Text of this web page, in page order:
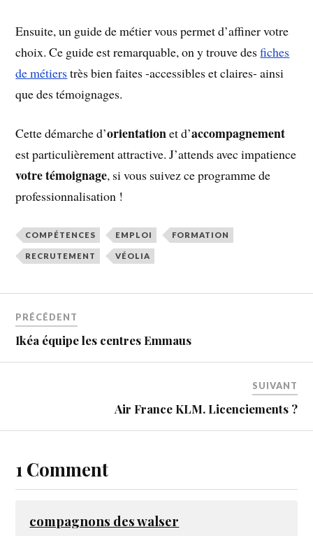
Ensuite, un guide de métier vous permet d’affiner votre
choix. Ce guide est remarquable, on y trouve desfiches
de métiers très bien faites -accessibles et claires- ainsi
que des témoignages.
Cette démarche d’orientationet d’accompagnement
est particulièrement attractive. J’attends avec impatience
votre témoignage, si vous suivez ce programme de
professionnalisation !
COMPÉTENCES EMPLOI FORMATION
RECRUTEMENT VÉOLIA
PRÉCÉDENT
Ikéa équipe les centres Emmaus
SUIVANT
Air France KLM. Licenciements ?
1 Comment
compagnons des walser